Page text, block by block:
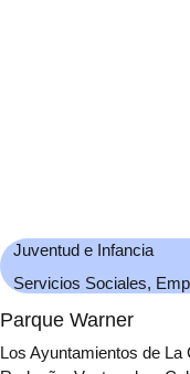
Juventud e Infancia
Servicios Sociales,
Parque Warner
Los Ayuntamientos de La